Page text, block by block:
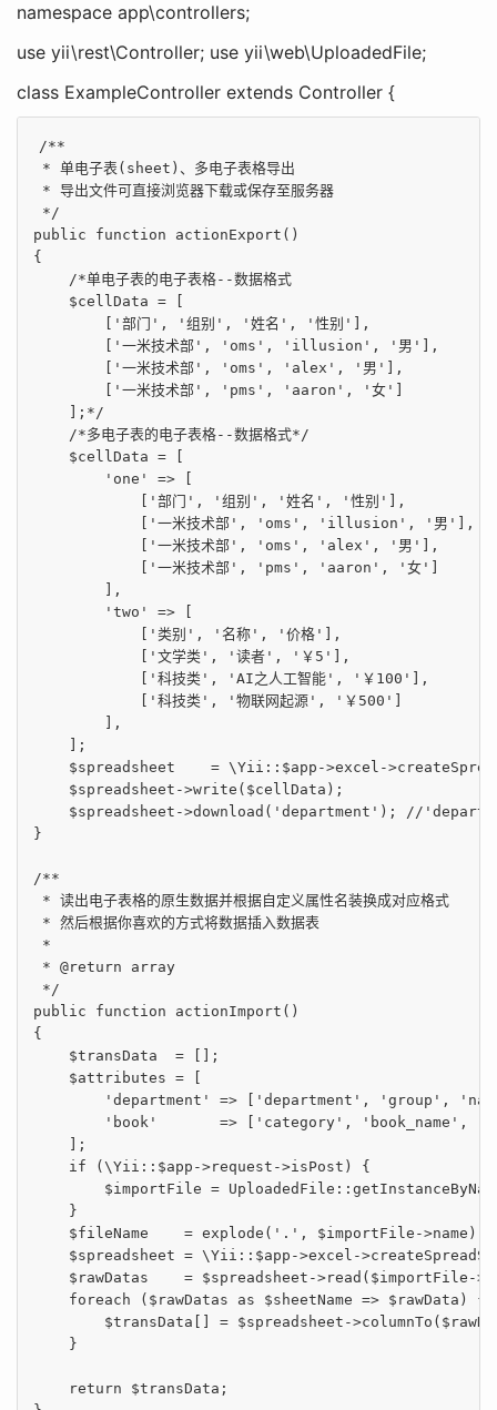
namespace app\controllers;
use yii\rest\Controller; use yii\web\UploadedFile;
class ExampleController extends Controller {
/**
* 单电子表(sheet)、多电子表格导出
* 导出文件可直接浏览器下载或保存至服务器
*/
public
function actionExport ()
{
/*单电子表的电子表格--数据格式
    $cellData = [
        ['部门', '组别', '姓名', '性别'],
        ['一米技术部', 'oms', 'illusion', '男'],
        ['一米技术部', 'oms', 'alex', '男'],
        ['一米技术部', 'pms', 'aaron', '女']
    ];*/
/*多电子表的电子表格--数据格式*/
    $cellData = [
'one'
=> [
            [
'部门' , '组别' , '姓名' , '性别' ],
            [
'一米技术部' , 'oms' , 'illusion' , '男' ],
            [
'一米技术部' , 'oms' , 'alex' , '男' ],
            [
'一米技术部' , 'pms' , 'aaron' , '女' ]
        ],
'two'
=> [
            [
'类别' , '名称' , '价格' ],
            [
'文学类' , '读者' , '￥5' ],
            [
'科技类' , 'AI之人工智能' , '￥100' ],
            [
'科技类' , '物联网起源' , '￥500' ]
        ],
    ];
$spreadsheet    = \Yii::$app->excel-
    $spreadsheet->write($cellData);
    $spreadsheet->download(
'department' );
//
}
/**
* 读出电子表格的原生数据并根据自定义属性名装换成对应格式
* 然后根据你喜欢的方式将数据插入数据表
*
* @return array
*/
public
function actionImport ()
{
    $transData  = [];
    $attributes = [
'department'
=> [ 'department' , 'group' ,
'book'
       => [
'category' , 'book_name' ,
    ];
if (\Yii::$app->request->isPost) {
$importFile =
    }
    $fileName    = explode(
'.' , $importFile->name);
$spreadsheet = \Yii::$app->excel-
$rawDatas    = $spreadsheet->read($importFile-
foreach ($rawDatas as $sheetName => $rawData) {
$transData[] = $spreadsheet-
    }
return $transData;